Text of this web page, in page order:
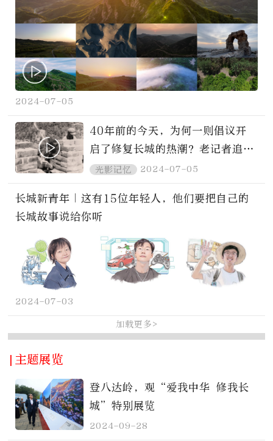
2024-07-05
40年前的今天，为何一则倡议开
启了修复长城的热潮？老记者追忆
始末
光影记忆 2024-07-05
长城新青年｜这有15位年轻人，他们要把自己的
长城故事说给你听
2024-07-03
加载更多>
|主题展览
登八达岭，观“爱我中华 修我长
城”特别展览
2024-09-28